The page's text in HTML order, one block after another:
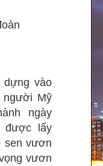
vào
người Mỹ
ngày
được lấy
sen vươn
vươn